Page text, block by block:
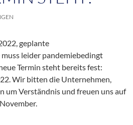
geplante
leider pandemiebedingt
Termin steht bereits fest:
Wir bitten die Unternehmen,
um Verständnis und freuen uns auf